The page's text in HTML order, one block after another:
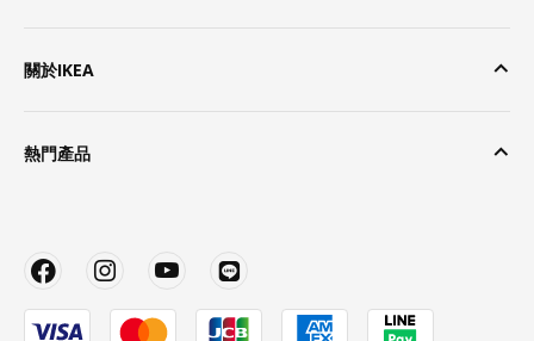
關於IKEA
熱門產品